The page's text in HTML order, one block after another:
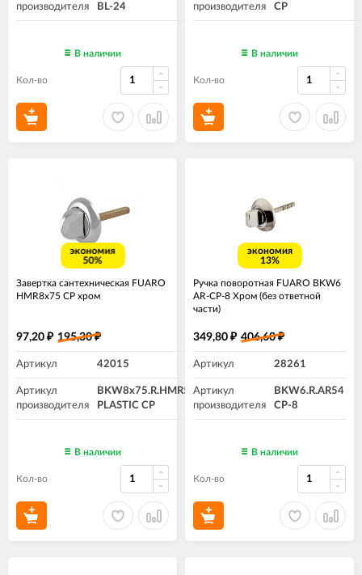
производителя
BL-24
В наличии
Кол-во
производителя
CP
В наличии
Кол-во
экономия
50%
Завертка сантехническая FUARO
HMR8x75 CP хром
97,20 ₽ 195,30₽
Артикул 42015
Артикул
производителя
BKW8x75.R.HMR54
PLASTIC CP
В наличии
Кол-во
экономия
13%
Ручка поворотная FUARO BKW6
AR-CP-8 Хром (без ответной
части)
349,80 ₽ 406,60₽
Артикул 28261
Артикул
производителя
BKW6.R.AR54
CP-8
В наличии
Кол-во